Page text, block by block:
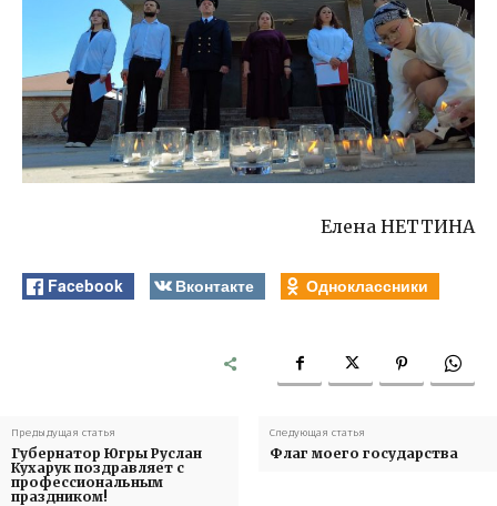
Елена НЕТТИНА
Facebook Вконтакте Одноклассники
Предыдущая статья
Губернатор Югры Руслан
Кухарук поздравляет с
профессиональным
праздником!
Следующая статья
Флаг моего государства